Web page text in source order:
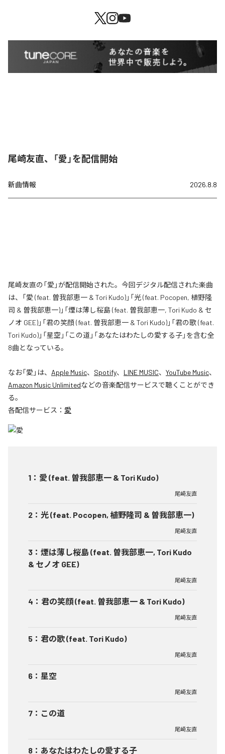
尾崎友直、「愛」を配信開始
新曲情報 2026.8.8
尾崎友直の「愛」が配信開始された。今回デジタル配信された楽曲
は、「愛 (feat. 曽我部恵一 & Tori Kudo)」「光 (feat. Pocopen, 植野隆
司 & 曽我部恵一)」「煙は薄し桜島 (feat. 曽我部恵一, Tori Kudo & セ
ノオ GEE)」「君の笑顔 (feat. 曽我部恵一 & Tori Kudo)」「君の歌 (feat.
Tori Kudo)」「星空」「この道」「あなたはわたしの愛する子」を含む全
8曲となっている。
なお「愛 」は、 Apple Music、 Spotify、 LINE MUSIC、 YouTube Music、
Amazon Music Unlimitedなどの音楽配信サービスで聴くことができ
る。
各配信サービス： 愛
1 ： 愛 (feat. 曽我部恵一 & Tori Kudo)
尾崎友直
2 ： 光 (feat. Pocopen, 植野隆司 & 曽我部恵一)
尾崎友直
3 ： 煙は薄し桜島 (feat. 曽我部恵一, Tori Kudo
& セノオ GEE)
尾崎友直
4 ： 君の笑顔 (feat. 曽我部恵一 & Tori Kudo)
尾崎友直
5 ： 君の歌 (feat. Tori Kudo)
尾崎友直
6 ： 星空
尾崎友直
7 ： この道
尾崎友直
8 ： あなたはわたしの愛する子